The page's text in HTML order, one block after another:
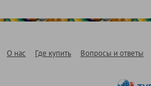
О нас Где купить Вопросы и ответы